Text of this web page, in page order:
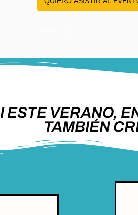
ESTE VERANO,
TAMBIÉN